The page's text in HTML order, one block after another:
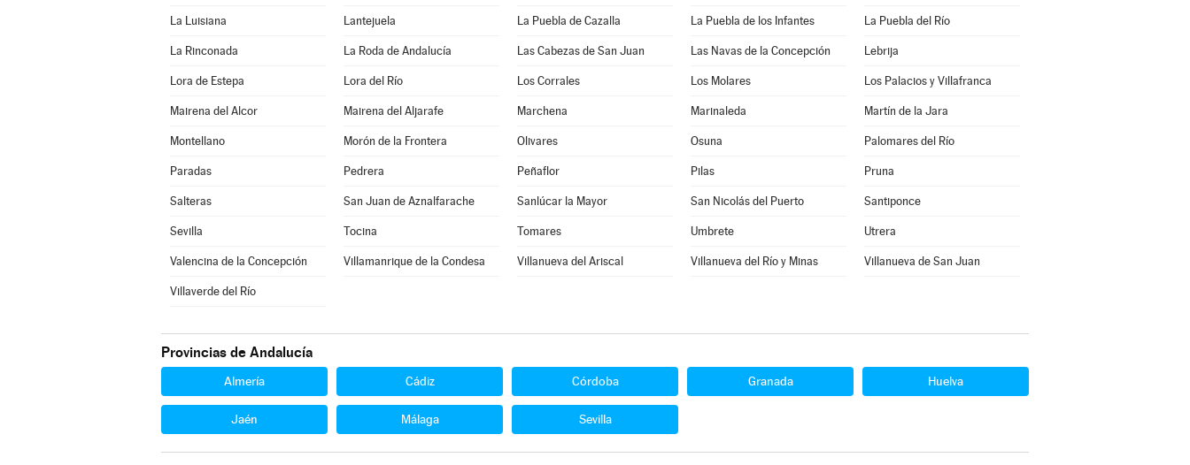
La Luisiana Lantejuela La Puebla de Cazalla La Puebla de los Infantes La Puebla del Río
La Rinconada La Roda de Andalucía Las Cabezas de San Juan Las Navas de la Concepción Lebrija
Lora de Estepa Lora del Río Los Corrales Los Molares Los Palacios y Villafranca
Mairena del Alcor Mairena del Aljarafe Marchena Marinaleda Martín de la Jara
Montellano Morón de la Frontera Olivares Osuna Palomares del Río
Paradas Pedrera Peñaflor Pilas Pruna
Salteras San Juan de Aznalfarache Sanlúcar la Mayor San Nicolás del Puerto Santiponce
Sevilla Tocina Tomares Umbrete Utrera
Valencina de la Concepción Villamanrique de la Condesa Villanueva del Ariscal Villanueva del Río y Minas Villanueva de San Juan
Villaverde del Río
Provincias de Andalucía
Almería Cádiz Córdoba Granada Huelva
Jaén Málaga Sevilla